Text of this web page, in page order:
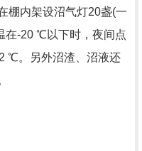
棚内架设沼气灯20盏(一
在-20 ℃以下时，夜间点
℃。另外沼渣、沼液还